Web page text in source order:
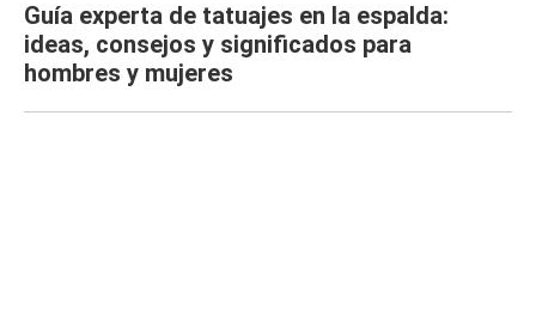
Guía experta de tatuajes en la espalda:
ideas, consejos y significados para
hombres y mujeres